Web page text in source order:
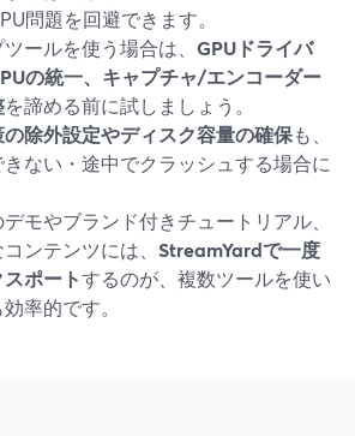
問題を回避できます。
ールを使う場合は、 GPUドライバ
の統一、キャプチャ/エンコーダー
を諦める前に試しましょう。
除外設定やディスク容量の確保も、
ない・途中でクラッシュする場合に
モやブランド付きチュートリアル、
ンテンツには、 StreamYardで一度
ポートするのが、複数ツールを使い
率的です。